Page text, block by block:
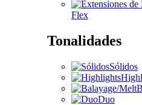
Flex
Tonalidades
Sólidos
Duo